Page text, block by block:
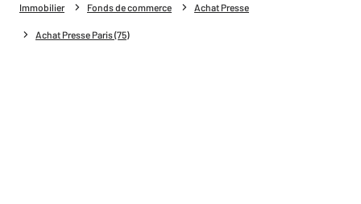
Immobilier Fonds de commerce Achat Presse
Achat Presse Paris (75)